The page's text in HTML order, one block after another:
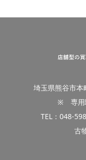
埼玉県熊谷市
※ 専用
TEL：048-
古